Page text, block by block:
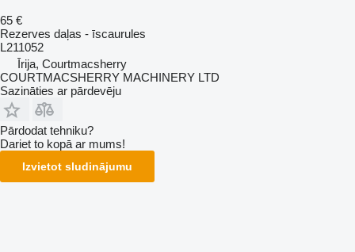
65 €
Rezerves daļas - īscaurules
L211052
Īrija, Courtmacsherry
COURTMACSHERRY MACHINERY LTD
Sazināties ar pārdevēju
Pārdodat tehniku?
Dariet to kopā ar mums!
Izvietot sludinājumu